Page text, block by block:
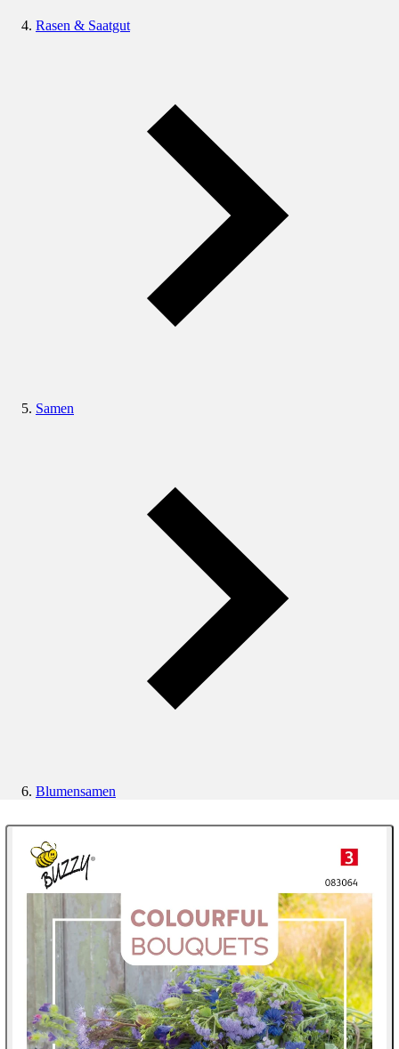
Rasen & Saatgut
Samen
Blumensamen